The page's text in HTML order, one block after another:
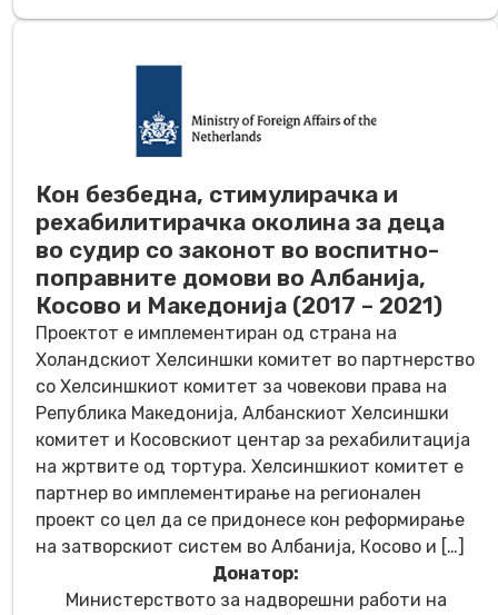
Кон безбедна, стимулирачка и
рехабилитирачка околина за деца
во судир со законот во воспитно-
поправните домови во Албанија,
Косово и Македонија (2017 – 2021)
Проектот е имплементиран од страна на
Холандскиот Хелсиншки комитет во партнерство
со Хелсиншкиот комитет за човекови права на
Република Македонија, Албанскиот Хелсиншки
комитет и Косовскиот центар за рехабилитација
на жртвите од тортура. Хелсиншкиот комитет е
партнер во имплементирање на регионален
проект со цел да се придонесе кон реформирање
на затворскиот систем во Албанија, Косово и […]
Донатор:
Министерството за надворешни работи на